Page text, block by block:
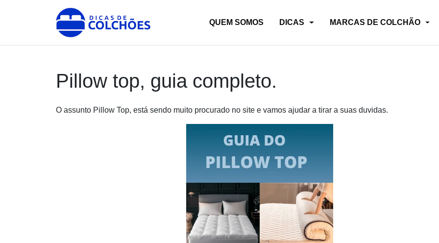
Dicas de Colchões
Site para Dicas de Colchões e reviews QUEM SOMOS DICAS MARCAS DE COLCHÃO
Pillow top, guia completo.
O assunto Pillow Top, está sendo muito procurado no site e vamos ajudar a tirar a suas duvidas.